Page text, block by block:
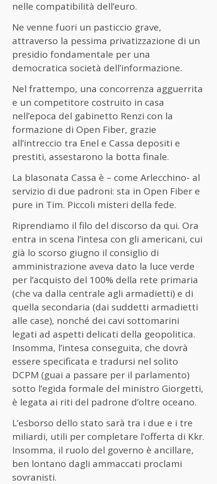
nelle compatibilità dell’euro.
Ne venne fuori un pasticcio grave,
attraverso la pessima privatizzazione di un
presidio fondamentale per una
democratica società dell’informazione.
Nel frattempo, una concorrenza agguerrita
e un competitore costruito in casa
nell’epoca del gabinetto Renzi con la
formazione di Open Fiber, grazie
all’intreccio tra Enel e Cassa depositi e
prestiti, assestarono la botta finale.
La blasonata Cassa è – come Arlecchino- al
servizio di due padroni: sta in Open Fiber e
pure in Tim. Piccoli misteri della fede.
Riprendiamo il filo del discorso da qui. Ora
entra in scena l’intesa con gli americani, cui
già lo scorso giugno il consiglio di
amministrazione aveva dato la luce verde
per l’acquisto del 100% della rete primaria
(che va dalla centrale agli armadietti) e di
quella secondaria (dai suddetti armadietti
alle case), nonché dei cavi sottomarini
legati ad aspetti delicati della geopolitica.
Insomma, l’intesa conseguita, che dovrà
essere specificata e tradursi nel solito
DCPM (guai a passare per il parlamento)
sotto l’egida formale del ministro Giorgetti,
è legata ai riti del padrone d’oltre oceano.
L’esborso dello stato sarà tra i due e i tre
miliardi, utili per completare l’offerta di Kkr.
Insomma, il ruolo del governo è ancillare,
ben lontano dagli ammaccati proclami
sovranisti.